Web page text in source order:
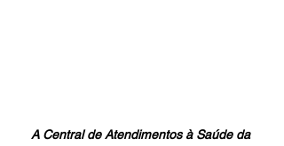
A Central de Atendimentos à Saúde da